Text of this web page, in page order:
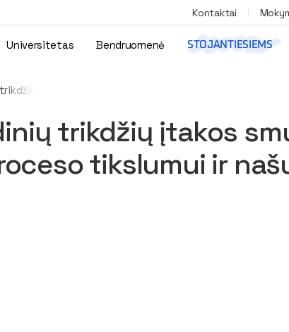
Kontaktai
Universitetas Bendruomenė STOJANTIESIEMS
įtakos smulkių precizinių rastrinių struktūrų
trikdžių įtakos
tikslumui ir